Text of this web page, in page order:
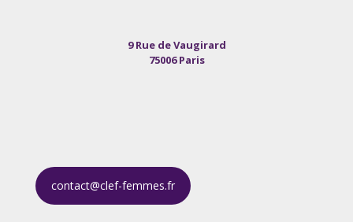
9 Rue de Vaugirard
75006 Paris
contact@clef-femmes.fr